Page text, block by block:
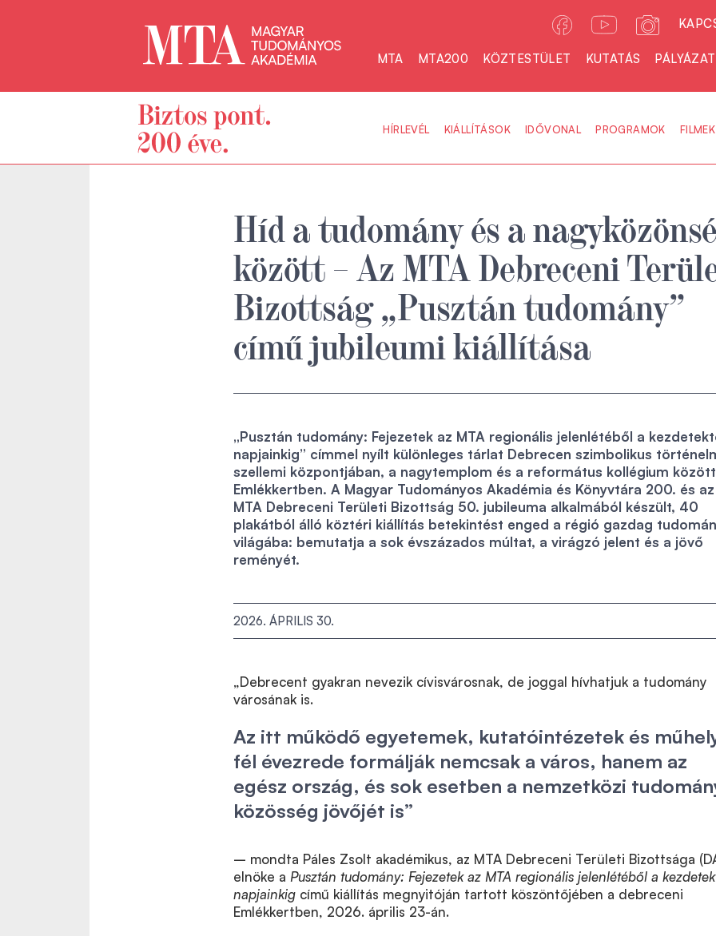
MTA MTA200 KÖZTESTÜLET KUTATÁS
HÍRLEVÉL KIÁLLÍTÁSOK IDŐVONAL PROGRAMOK FILMEK
Híd a tudomány és a
között – Az MTA Debreceni
Bizottság „Pusztán tudomány”
című jubileumi kiállítása
„Pusztán tudomány: Fejezetek az MTA regionális jelenlétéből a
napjainkig” címmel nyílt különleges tárlat Debrecen szimbolikus
szellemi központjában, a nagytemplom és a református kollégium
Emlékkertben. A Magyar Tudományos Akadémia és Könyvtára 200. és az
MTA Debreceni Területi Bizottság 50. jubileuma alkalmából készült, 40
plakátból álló köztéri kiállítás betekintést enged a régió gazdag
világába: bemutatja a sok évszázados múltat, a virágzó jelent és a jövő
reményét.
2026. ÁPRILIS 30.
„Debrecent gyakran nevezik cívisvárosnak, de joggal hívhatjuk a tudomány
városának is.
Az itt működő egyetemek, kutatóintézetek és
fél évezrede formálják nemcsak a város, hanem az
egész ország, és sok esetben a nemzetközi
közösség jövőjét is”
– mondta Páles Zsolt akadémikus, az MTA Debreceni Területi Bizottsága
elnöke a Pusztán tudomány: Fejezetek az MTA regionális jelenlétéből a
napjainkig című kiállítás megnyitóján tartott köszöntőjében a debreceni
Emlékkertben, 2026. április 23-án.